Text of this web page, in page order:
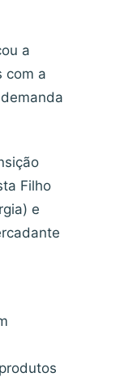
a
com a
Filho
e